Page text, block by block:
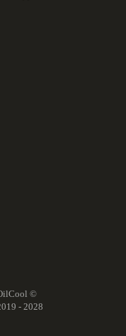
©
- 2028